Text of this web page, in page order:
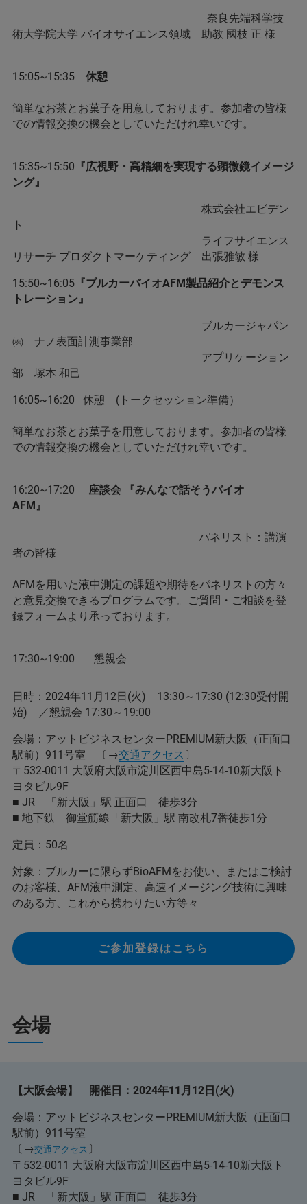
奈良先端科学技
術大学院大学 バイオサイエンス領域 助教 國枝 正 様
15:05~15:35 休憩
簡単なお茶とお菓子を用意しております。参加者の皆様
での情報交換の機会としていただけれ幸いです。
15:35~15:50 『広視野・高精細を実現する顕微鏡イメージ
ング』
株式会社エビデン
ト
ライフサイエンス
リサーチ プロダクトマーケティング 出張雅敏 様
15:50~16:05 『ブルカーバイオAFM製品紹介とデモンス
トレーション』
ブルカージャパン
㈱ ナノ表面計測事業部
アプリケーション
部 塚本 和己
16:05~16:20 休憩 (トークセッション準備）
簡単なお茶とお菓子を用意しております。参加者の皆様
での情報交換の機会としていただけれ幸いです。
16:20~17:20 座談会 『みんなで話そうバイオ
AFM』
パネリスト：講演
者の皆様
AFMを用いた液中測定の課題や期待をパネリストの方々
と意見交換できるプログラムです。ご質問・ご相談を登
録フォームより承っております。
17:30~19:00 懇親会
日時：2024年11月12日(火) 13:30～17:30 (12:30受付開
始) ／懇親会 17:30～19:00
会場：アットビジネスセンターPREMIUM新大阪（正面口
駅前）911号室 〔→交通アクセス 〕
〒532-0011 大阪府大阪市淀川区西中島5-14-10新大阪ト
ヨタビル9F
■ JR 「新大阪」駅 正面口 徒歩3分
■ 地下鉄 御堂筋線「新大阪」駅 南改札7番徒歩1分
定員：50名
対象：ブルカーに限らずBioAFMをお使い、またはご検討
のお客様、AFM液中測定、高速イメージング技術に興味
のある方、これから携わりたい方等々
ご参加登録はこちら
会場
【大阪会場】 開催日：2024年11月12日(火)
会場：アットビジネスセンターPREMIUM新大阪（正面口
駅前）911号室
〔→交通アクセス 〕
〒532-0011 大阪府大阪市淀川区西中島5-14-10新大阪ト
ヨタビル9F
■ JR 「新大阪」駅 正面口 徒歩3分